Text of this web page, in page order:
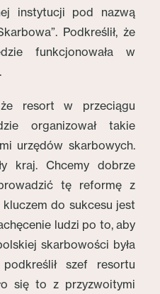
instytucji pod nazwą
Podkreślił, że
funkcjonowała w
że resort w przeciągu
organizował takie
urzędów skarbowych.
kraj. Chcemy dobrze
tę reformę z
do sukcesu jest
ludzi po to, aby
skarbowości była
szef resortu
się to z przyzwoitymi